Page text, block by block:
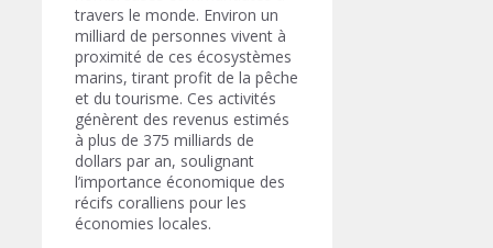
travers le monde. Environ un
milliard de personnes vivent à
proximité de ces écosystèmes
marins, tirant profit de la pêche
et du tourisme. Ces activités
génèrent des revenus estimés
à plus de 375 milliards de
dollars par an, soulignant
l’importance économique des
récifs coralliens pour les
économies locales.